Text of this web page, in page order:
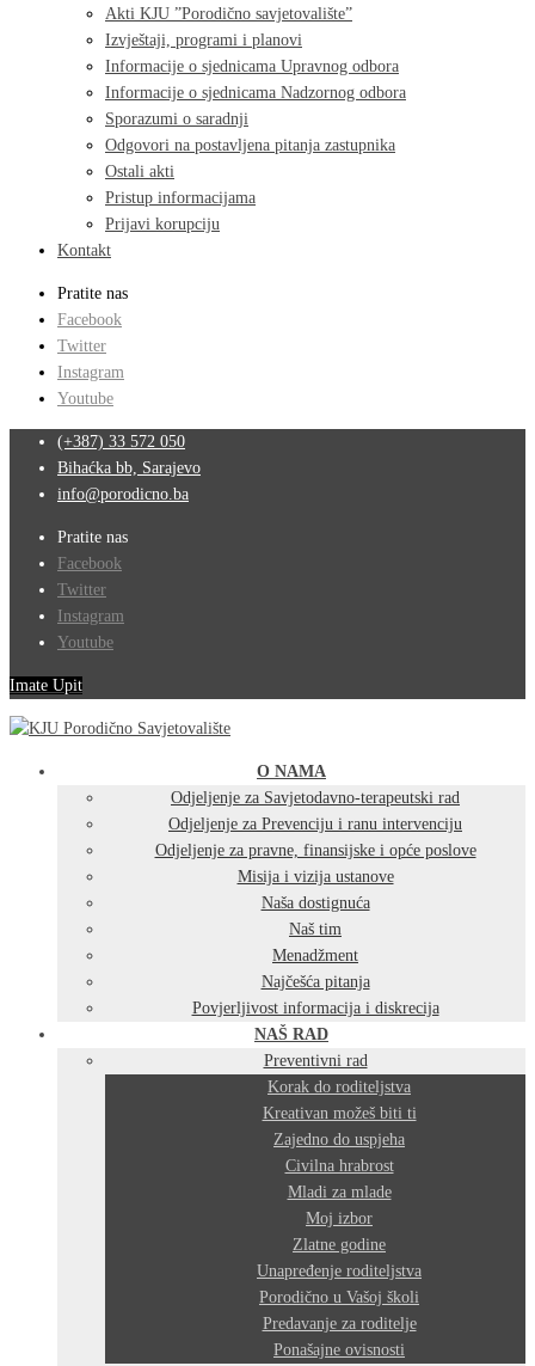
Akti KJU ”Porodično savjetovalište”
Izvještaji, programi i planovi
Informacije o sjednicama Upravnog odbora
Informacije o sjednicama Nadzornog odbora
Sporazumi o saradnji
Odgovori na postavljena pitanja zastupnika
Ostali akti
Pristup informacijama
Prijavi korupciju
Kontakt
Pratite nas
Facebook
Twitter
Instagram
Youtube
(+387) 33 572 050
Bihaćka bb, Sarajevo
info@porodicno.ba
Pratite nas
Facebook
Twitter
Instagram
Youtube
Imate Upit
O NAMA
Odjeljenje za Savjetodavno-terapeutski rad
Odjeljenje za Prevenciju i ranu intervenciju
Odjeljenje za pravne, finansijske i opće poslove
Misija i vizija ustanove
Naša dostignuća
Naš tim
Menadžment
Najčešća pitanja
Povjerljivost informacija i diskrecija
NAŠ RAD
Preventivni rad
Korak do roditeljstva
Kreativan možeš biti ti
Zajedno do uspjeha
Civilna hrabrost
Mladi za mlade
Moj izbor
Zlatne godine
Unapređenje roditeljstva
Porodično u Vašoj školi
Predavanje za roditelje
Ponašajne ovisnosti